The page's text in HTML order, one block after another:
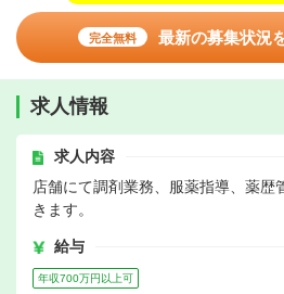
完全無料 最新の募集状況
求人情報
求人内容
店舗にて調剤業務、服薬指導、薬歴
きます。
給与
年収700万円以上可